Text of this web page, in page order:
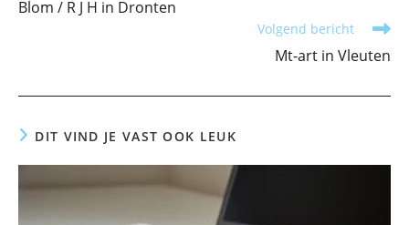
artikelen
Blom / R J H in Dronten
Volgend bericht
Mt-art in Vleuten
DIT VIND JE VAST OOK LEUK